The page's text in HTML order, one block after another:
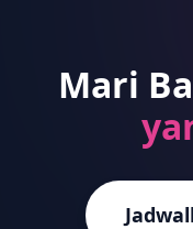
Mari